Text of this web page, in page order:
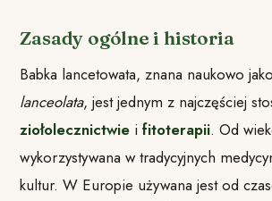
Zasady ogólne i historia
Babka lancetowata, znana naukowo jako
lanceolata, jest jednym z najczęściej
ziołolecznictwie ifitoterapii. Od
wykorzystywana w tradycyjnych
kultur. W Europie używana jest od